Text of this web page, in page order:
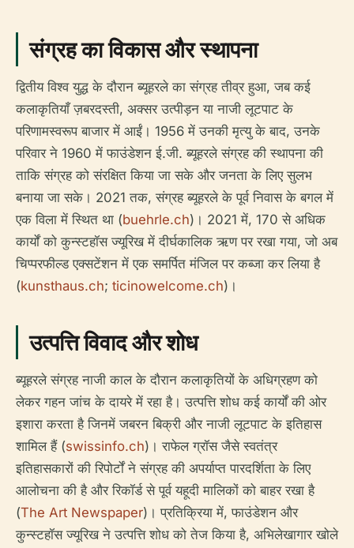
संग्रह का विकास और स्थापना
द्वितीय विश्व युद्ध के दौरान ब्यूहरले का संग्रह तीव्र हुआ, जब कई
कलाकृतियाँ ज़बरदस्ती, अक्सर उत्पीड़न या नाजी लूटपाट के
परिणामस्वरूप बाजार में आईं। 1956 में उनकी मृत्यु के बाद, उनके
परिवार ने 1960 में फाउंडेशन ई.जी. ब्यूहरले संग्रह की स्थापना की
ताकि संग्रह को संरक्षित किया जा सके और जनता के लिए सुलभ
बनाया जा सके। 2021 तक, संग्रह ब्यूहरले के पूर्व निवास के बगल में
एक विला में स्थित था (buehrle.ch)। 2021 में, 170 से अधिक
कार्यों को कुन्स्टहॉस ज्यूरिख में दीर्घकालिक ऋण पर रखा गया, जो अब
चिप्परफील्ड एक्सटेंशन में एक समर्पित मंजिल पर कब्जा कर लिया है
(kunsthaus.ch; ticinowelcome.ch)।
उत्पत्ति विवाद और शोध
ब्यूहरले संग्रह नाजी काल के दौरान कलाकृतियों के अधिग्रहण को
लेकर गहन जांच के दायरे में रहा है। उत्पत्ति शोध कई कार्यों की ओर
इशारा करता है जिनमें जबरन बिक्री और नाजी लूटपाट के इतिहास
शामिल हैं (swissinfo.ch)। राफेल ग्रॉस जैसे स्वतंत्र
इतिहासकारों की रिपोर्टों ने संग्रह की अपर्याप्त पारदर्शिता के लिए
आलोचना की है और रिकॉर्ड से पूर्व यहूदी मालिकों को बाहर रखा है
(The Art Newspaper)। प्रतिक्रिया में, फाउंडेशन और
कुन्स्टहॉस ज्यूरिख ने उत्पत्ति शोध को तेज किया है, अभिलेखागार खोले